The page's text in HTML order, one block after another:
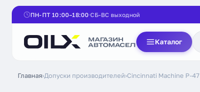
ПН-ПТ 10:00–18:00 СБ-ВС выходной
Каталог
Главная›Допуски производителей›Cincinnati Machine P-47